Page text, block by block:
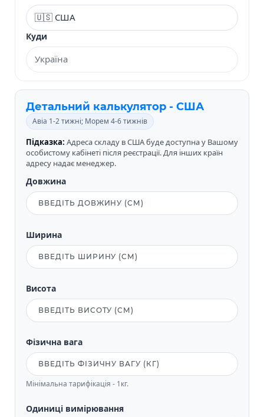
Куди
Детальний калькулятор - США
Авіа 1-2 тижні; Морем 4-6 тижнів
Підказка: Адреса складу в США буде доступна у Вашому
особистому кабінеті після реєстрації. Для інших країн
адресу надає менеджер.
Довжина
Ширина
Висота
Фізична вага
Мінімальна тарифікація - 1кг.
Одиниці вимірювання